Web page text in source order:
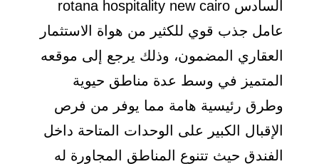
السادس rotana hospitality new cairo
عامل جذب قوي للكثير من هواة الاستثمار
العقاري المضمون، وذلك يرجع إلى موقعه
المتميز في وسط عدة مناطق حيوية
وطرق رئيسية هامة مما يوفر من فرص
الإقبال الكبير على الوحدات المتاحة داخل
الفندق حيث تتنوع المناطق المجاورة له